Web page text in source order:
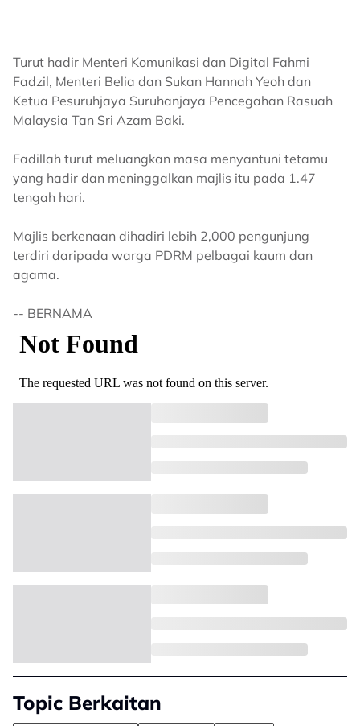
Turut hadir Menteri Komunikasi dan Digital Fahmi
Fadzil, Menteri Belia dan Sukan Hannah Yeoh dan
Ketua Pesuruhjaya Suruhanjaya Pencegahan Rasuah
Malaysia Tan Sri Azam Baki.
Fadillah turut meluangkan masa menyantuni tetamu
yang hadir dan meninggalkan majlis itu pada 1.47
tengah hari.
Majlis berkenaan dihadiri lebih 2,000 pengunjung
terdiri daripada warga PDRM pelbagai kaum dan
agama.
-- BERNAMA
Topic Berkaitan